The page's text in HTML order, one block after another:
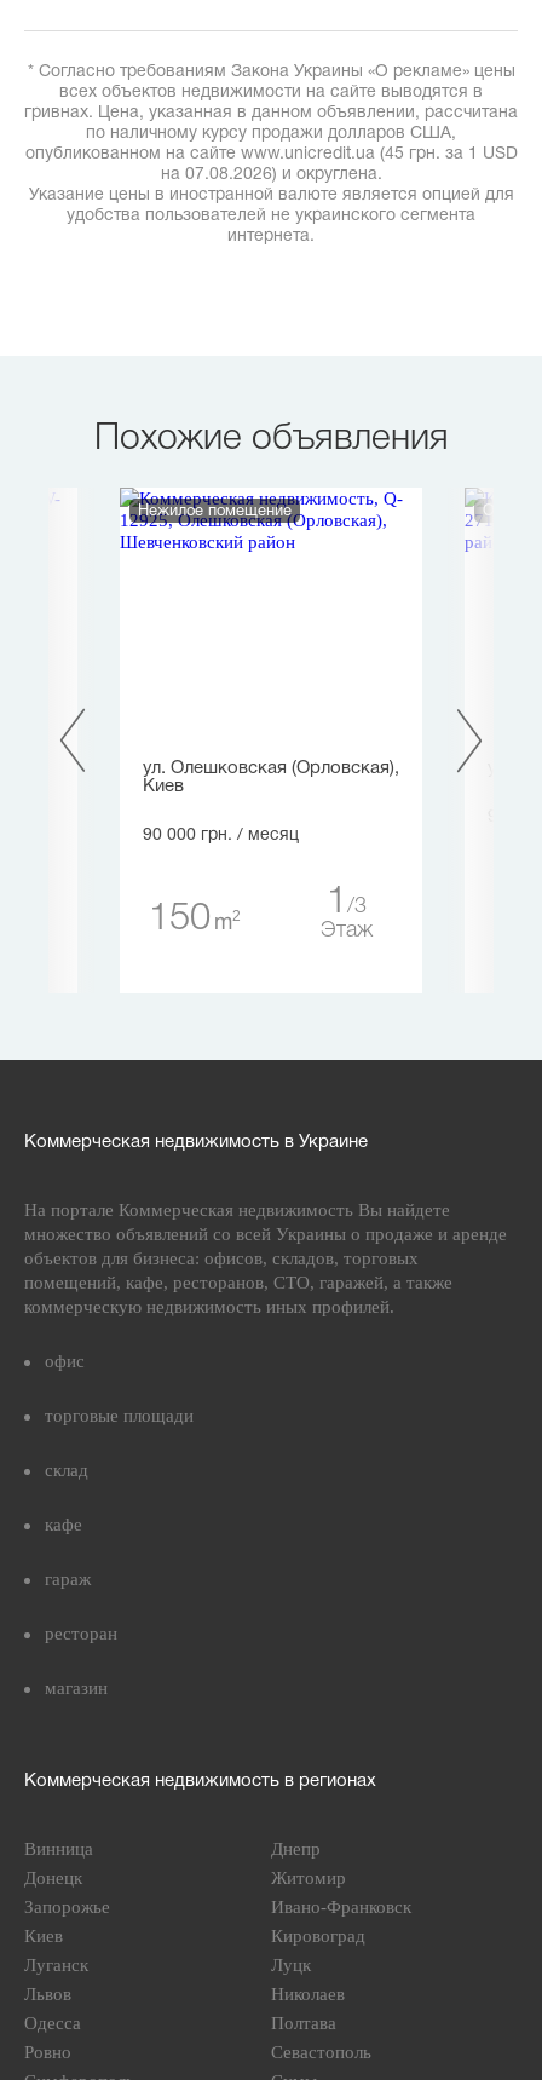
* Согласно требованиям Закона Украины «О рекламе» цены
всех объектов недвижимости на сайте выводятся в
гривнах. Цена, указанная в данном объявлении, рассчитана
по наличному курсу продажи долларов США,
опубликованном на сайте www.unicredit.ua (45 грн. за 1 USD
на 07.08.2026) и округлена.
Указание цены в иностранной валюте является опцией для
удобства пользователей не украинского сегмента
интернета.
Похожие объявления
Нежилое помещение
ул. Олешковская (Орловская),
Киев
90 000 грн. / месяц
150 m2 1
3
Этаж
Офис
Коммерческая недвижимость в Украине
На портале Коммерческая недвижимость Вы найдете
множество объявлений со всей Украины о продаже и аренде
объектов для бизнеса: офисов, складов, торговых
помещений, кафе, ресторанов, СТО, гаражей, а также
коммерческую недвижимость иных профилей.
офис
торговые площади
склад
кафе
гараж
ресторан
магазин
Коммерческая недвижимость в регионах
Винница
Днепр
Донецк
Житомир
Запорожье
Ивано-Франковск
Киев
Кировоград
Луганск
Луцк
Львов
Николаев
Одесса
Полтава
Ровно
Севастополь